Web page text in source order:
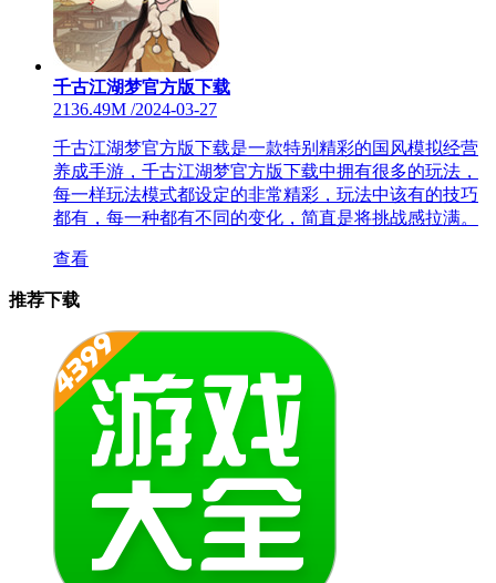
千古江湖梦官方版下载
2136.49M /2024-03-27
千古江湖梦官方版下载是一款特别精彩的国风模拟经营
养成手游，千古江湖梦官方版下载中拥有很多的玩法，
每一样玩法模式都设定的非常精彩，玩法中该有的技巧
都有，每一种都有不同的变化，简直是将挑战感拉满。
查看
推荐下载